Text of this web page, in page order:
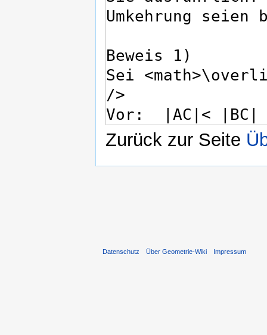
Zurück zur Seite
Datenschutz Über Geometrie-Wiki Impressum